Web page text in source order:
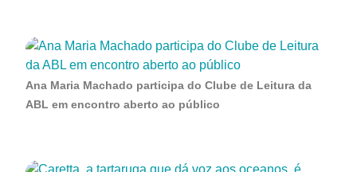
Ana Maria Machado participa do Clube de Leitura da
ABL em encontro aberto ao público